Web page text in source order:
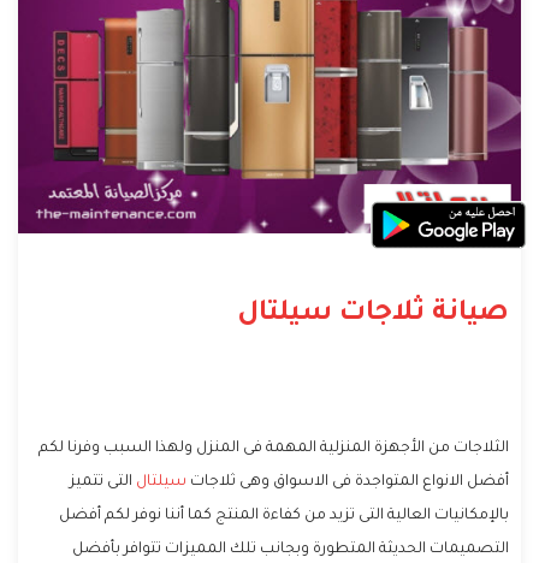
صيانة ثلاجات سيلتال
الثلاجات من الأجهزة المنزلية المهمة فى المنزل ولهذا السبب وفرنا لكم
أفضل الانواع المتواجدة فى الاسواق وهى ثلاجات سيلتال التى تتميز
بالإمكانيات العالية التى تزيد من كفاءة المنتج كما أننا نوفر لكم أفضل
التصميمات الحديثة المتطورة وبجانب تلك المميزات تتوافر بأفضل